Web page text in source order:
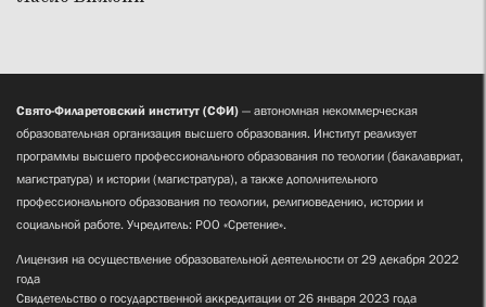
Свято-Филаретовский институт (СФИ) — автономная некоммерческая
образовательная организация высшего образования. Институт реализует
программы высшего профессионального образования по теологии (бакалавриат,
магистратура) и истории (магистратура), а также дополнительного
профессионального образования по теологии, религиоведению, истории и
социальной работе. Учредитель: РОО «Сретение».
Лицензия на осуществление образовательной деятельности от 29 декабря 2022
года
Свидетельство о государственной аккредитации от 26 января 2023 года